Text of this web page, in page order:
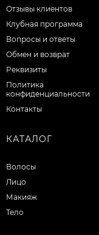
Отзывы клиентов
Клубная программа
Вопросы и ответы
Обмен и возврат
Реквизиты
Политика
конфиденциальности
Контакты
КАТАЛОГ
Волосы
Лицо
Макияж
Тело